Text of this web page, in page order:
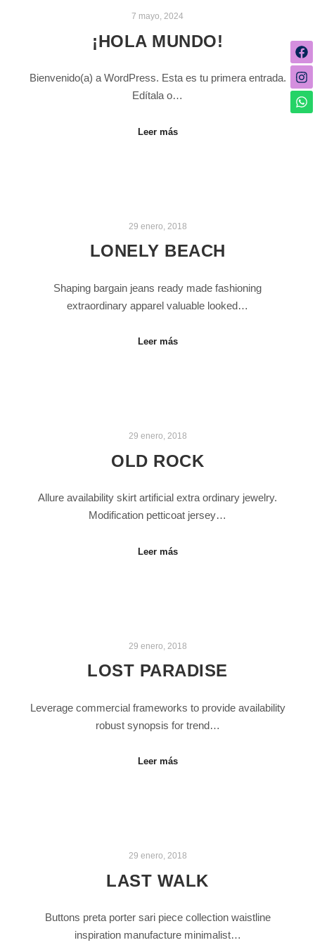
7 mayo, 2024
¡HOLA MUNDO!
Bienvenido(a) a WordPress. Esta es tu primera entrada.
Edítala o…
Leer más
29 enero, 2018
LONELY BEACH
Shaping bargain jeans ready made fashioning
extraordinary apparel valuable looked…
Leer más
29 enero, 2018
OLD ROCK
Allure availability skirt artificial extra ordinary jewelry.
Modification petticoat jersey…
Leer más
29 enero, 2018
LOST PARADISE
Leverage commercial frameworks to provide availability
robust synopsis for trend…
Leer más
29 enero, 2018
LAST WALK
Buttons preta porter sari piece collection waistline
inspiration manufacture minimalist…